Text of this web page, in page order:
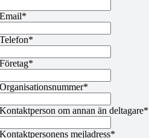
Email*
Telefon*
Företag*
Organisationsnummer*
Kontaktperson om annan än deltagare*
Kontaktpersonens mejladress*